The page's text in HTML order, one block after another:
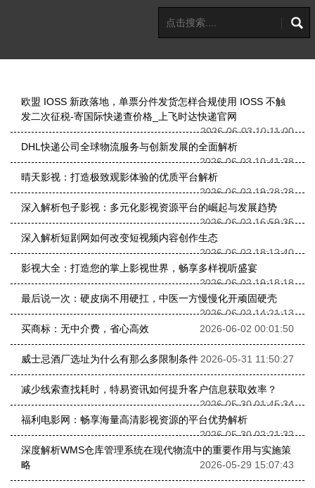
欧盟 IOSS 新政落地，单票分件发货怎样合规使用 IOSS 不触
发二次征税-寄国际快递查价格_上飞时达快递官网
2026-06-03 10:11:00
DHL快递公司全球物流服务与创新发展的全面解析
2026-06-03 10:41:38
晴天影视：打造极致观影体验的优质平台解析
2026-06-02 19:28:28
深入解析包子影视：多元化影视资源平台的崛起与发展趋势
2026-06-02 16:59:35
深入解析短剧网如何改变短视频内容创作生态
2026-06-02 18:12:40
影视大全：打造您的掌上影视世界，畅享多样视听盛宴
2026-06-02 19:18:18
最后说一次：硬皮病不用硬扛，中医一方慢慢化开顽固硬壳
2026-06-02 14:21:13
买商标：无中介费，省心高效
2026-06-02 00:01:50
威士忌酒厂选址为什么有那么多限制条件 2026-05-31 11:50:27
减少线索查找耗时，特易资讯如何提升客户信息获取效率？
2026-05-30 01:45:34
福利电影网：畅享海量高清影视资源的平台优势解析
2026-05-30 02:21:32
深度解析WMS仓库管理系统在现代物流中的重要作用与实施策
略
2026-05-29 15:07:43